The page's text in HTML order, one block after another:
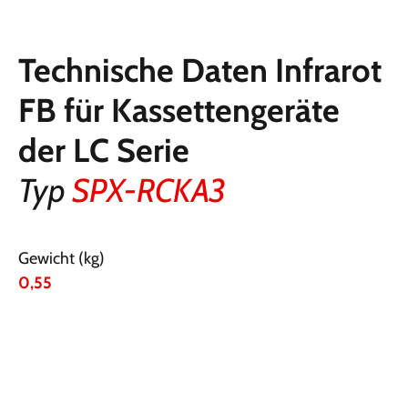
Technische Daten Infrarot
FB für Kassettengeräte
der LC Serie
TypSPX-RCKA3
Gewicht (kg)
0,55